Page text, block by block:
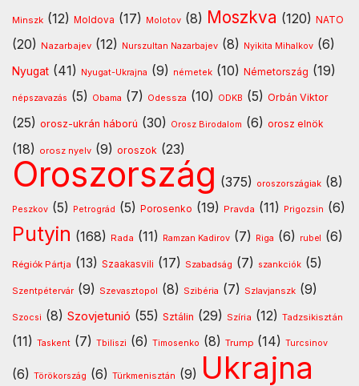
Minszk (12) Moldova (17) Molotov (8) Moszkva (120) NATO
(20) Nazarbajev (12) Nurszultan Nazarbajev (8) Nyikita Mihalkov (6)
Nyugat (41) Nyugat-Ukrajna (9) németek (10) Németország (19)
népszavazás (5) Obama (7) Odessza (10) ODKB (5) Orbán Viktor
(25) orosz-ukrán háború (30) Orosz Birodalom (6) orosz elnök
(18) orosz nyelv (9) oroszok (23)
Oroszország (375) oroszországiak (8)
Peszkov (5) Petrográd (5) Porosenko (19) Pravda (11) Prigozsin (6)
Putyin (168) Rada (11) Ramzan Kadirov (7) Riga (6) rubel (6)
Régiók Pártja (13) Szaakasvili (17) Szabadság (7) szankciók (5)
Szentpétervár (9) Szevasztopol (8) Szibéria (7) Szlavjanszk (9)
Szocsi (8) Szovjetunió (55) Sztálin (29) Szíria (12) Tadzsikisztán
(11) Taskent (7) Tbiliszi (6) Timosenko (8) Trump (14) Turcsinov
(6) Törökország (6) Türkmenisztán (9) Ukrajna